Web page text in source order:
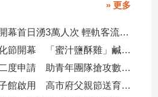
» 更多
全台最大親子樂園開幕首日湧3萬人次 輕軌客流增20倍
大崗山龍眼蜂蜜文化節開幕 「蜜汁鹽酥雞」鹹甜跨界搶話題
青創參展補助開放二度申請 助青年團隊搶攻數位轉型商機
阿蓮崗山公托、親子館啟用 高市府父親節送育兒暖禮